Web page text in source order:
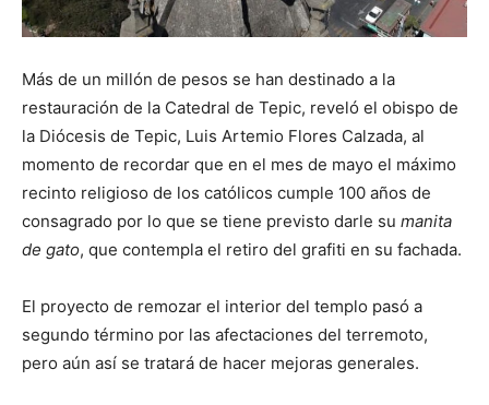
Más de un millón de pesos se han destinado a la
restauración de la Catedral de Tepic, reveló el obispo de
la Diócesis de Tepic, Luis Artemio Flores Calzada, al
momento de recordar que en el mes de mayo el máximo
recinto religioso de los católicos cumple 100 años de
consagrado por lo que se tiene previsto darle su manita
de gato, que contempla el retiro del grafiti en su fachada.
El proyecto de remozar el interior del templo pasó a
segundo término por las afectaciones del terremoto,
pero aún así se tratará de hacer mejoras generales.